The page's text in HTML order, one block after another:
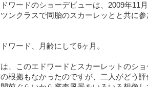
ワードのショーデビューは、2009年11
ンクラスで同胎のスカーレッとと共に
ワード、月齢にして6ヶ月。
、このエドワードとスカーレットのシ
根拠もなかったのですが、二人がどう